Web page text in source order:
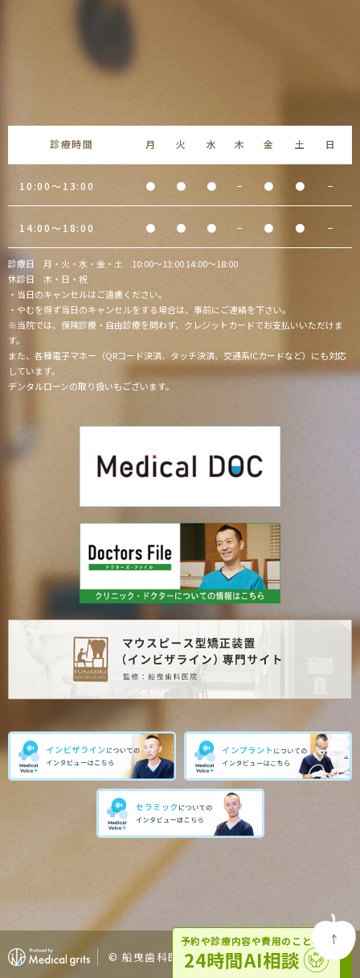
診療時間 月 火 水 木 金 土 日
10:00～13:00 ● ● ● − ● ● −
14:00～18:00 ● ● ● − ● ● −
診療日 月・火・水・金・土 10:00〜13:00 14:00〜18:00
休診日 木・日・祝
・当日のキャンセルはご遠慮ください。
・やむを得ず当日のキャンセルをする場合は、事前にご連絡を下さい。
※当院では、保険診療・自由診療を問わず、クレジットカードでお支払いいただけま
す。
また、各種電子マネー（QRコード決済、タッチ決済、交通系ICカードなど）にも対応
しています。
デンタルローンの取り扱いもございます。
© 船曳歯科医院 ALL RIGHT RESERVED.
予約や診療内容や費用のことなど
24時間AI相談